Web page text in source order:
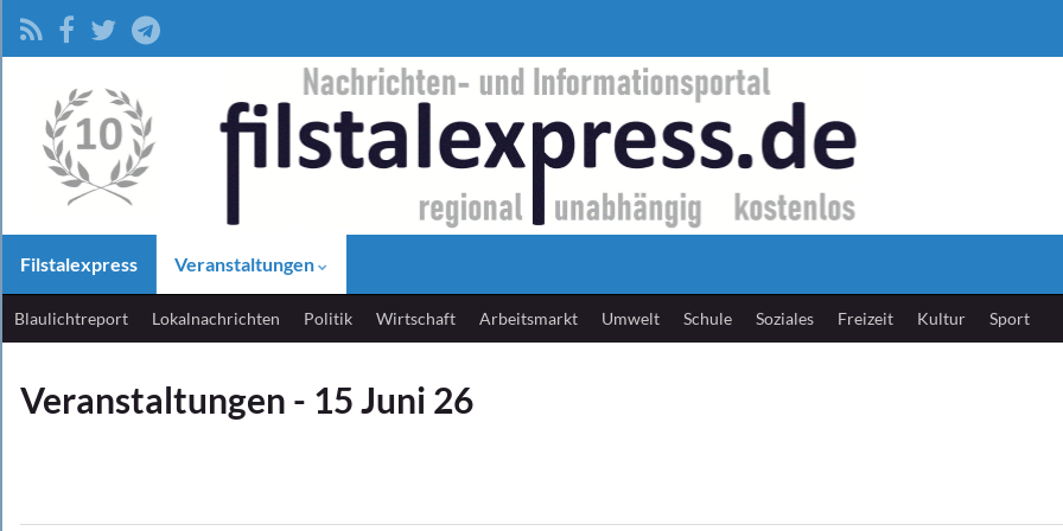
Filstalexpress Veranstaltungen
Blaulichtreport Lokalnachrichten Politik Wirtschaft Arbeitsmarkt Umwelt Schule Soziales Freizeit Kultur Sport
Veranstaltungen - 15 Juni 26